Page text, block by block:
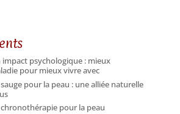
impact psychologique : mieux
pour mieux vivre avec
pour la peau : une alliée naturelle
pour la peau